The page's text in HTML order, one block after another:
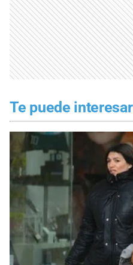
Te puede interesar